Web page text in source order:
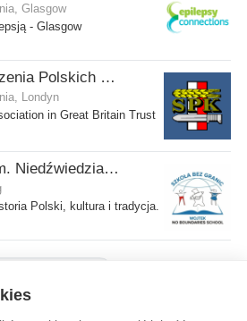
Glasgow
- Glasgow
Fundacja Stowarzyszenia Polskich Kombatantów w Wielkiej Brytanii
Londyn
in Great Britain Trust
Szkoła bez Granic im. Niedźwiedzia Wojtka
Polski, kultura i tradycja.